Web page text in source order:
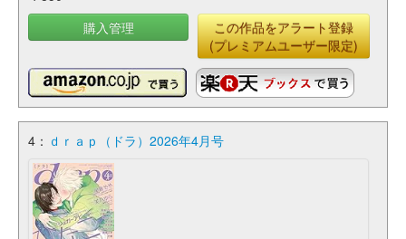
購入管理
この作品をアラート登録
(プレミアムユーザー限定)
4： ｄｒａｐ（ドラ）2026年4月号